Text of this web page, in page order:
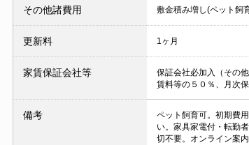
その他諸費用 敷金積み増し(ペット飼
更新料 1ヶ月
家賃保証会社等
保証会社必加入（その
賃料等の５０％、月次
備考
ペット飼育可。初期費
い。家具家電付・転勤
切不要。オンライン案